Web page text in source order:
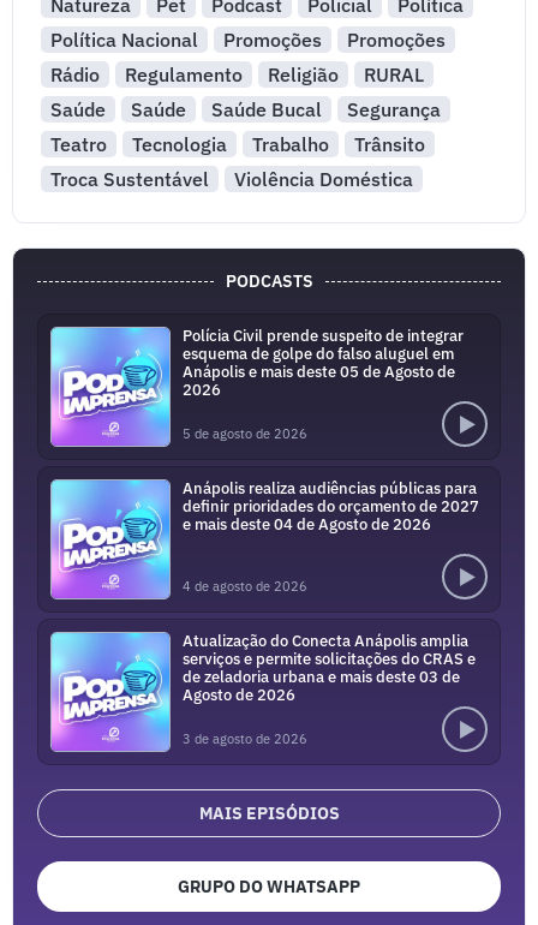
Natureza Pet Podcast Policial
Política
Política Nacional
Promoções
Promoções
Rádio
Regulamento Religião
RURAL
Saúde
Saúde Saúde Bucal
Segurança
Teatro
Tecnologia Trabalho
Trânsito
Troca Sustentável
Violência Doméstica
PODCASTS
Polícia Civil prende suspeito de integrar
esquema de golpe do falso aluguel em
Anápolis e mais deste 05 de Agosto de
2026
5 de agosto de 2026
Anápolis realiza audiências públicas para
definir prioridades do orçamento de 2027
e mais deste 04 de Agosto de 2026
4 de agosto de 2026
Atualização do Conecta Anápolis amplia
serviços e permite solicitações do CRAS e
de zeladoria urbana e mais deste 03 de
Agosto de 2026
3 de agosto de 2026
MAIS EPISÓDIOS
GRUPO DO WHATSAPP